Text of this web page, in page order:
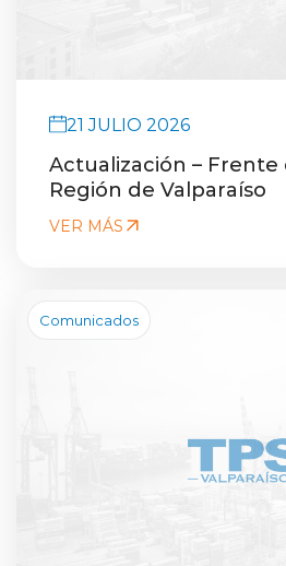
21 JULIO 2026
Actualización –
Región de Valparaíso
VER MÁS
Comunicados